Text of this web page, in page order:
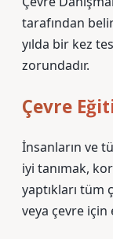
tarafından
yılda bir kez
zorundadır.
Çevre
İnsanların ve
iyi tanımak,
yaptıkları tüm
veya çevre için